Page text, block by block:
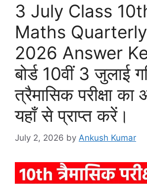
3 July Class
Maths
2026 Answer
बोर्ड 10वीं 3 जुलाई
त्रैमासिक परीक्षा
यहाँ से प्राप्त करें।
July 2, 2026 by Ankush Kumar